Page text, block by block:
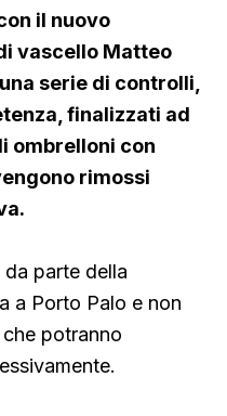
il nuovo
vascello Matteo
serie di controlli,
finalizzati ad
ombrelloni con
rimossi
parte della
a Porto Palo e non
potranno